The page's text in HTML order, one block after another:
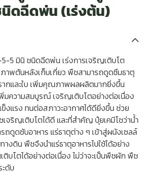
ดฉีดพ่น (เร่งต้น)
5 มินิ ชนิดฉีดพ่น เร่งการเจริญเติบโต
าพต้นหลังเก็บเกี่ยว พืชสามารถดูดซึมธาตุ
ากและใบ เพิ่มคุณภาพผลผลิตมากยิ่งขึ้น
มความสมบูรณ์ เจริญเติบโตอย่างต่อเนื่อง
งแรง ทนต่อสภาวะอากาศได้ดียิ่งขึ้น ช่วย
จริญเติบโตได้ดี และที่สำคัญ ปุ๋ยเคมีโชว่าน้ำ
ดูดซับอาหาร แร่ธาตุต่าง ๆ เข้าสู่ผนังเซลล์
างดิน พืชจึงนำแร่ธาตุอาหารไปใช้ได้อย่าง
ติบโตได้อย่างต่อเนื่อง ไม่ว่าจะเป็นพืชผัก พืช
ดับ